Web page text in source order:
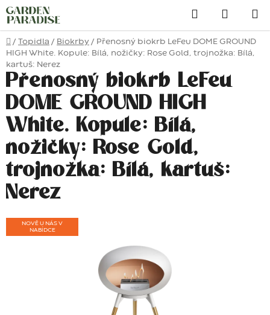
Přejít
na
obsah
Hledat
Domů
/ Topidla / Biokrby / Přenosný biokrb LeFeu DOME GROUND
HIGH White. Kopule: Bílá, nožičky: Rose Gold, trojnožka: Bílá,
kartuš: Nerez
Přenosný biokrb LeFeu
DOME GROUND HIGH
White. Kopule: Bílá,
nožičky: Rose Gold,
trojnožka: Bílá, kartuš:
Nerez
NOVĚ U NÁS V
NABÍDCE